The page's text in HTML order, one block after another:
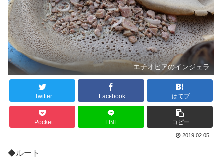
エチオピアのインジェラ
Twitter Facebook はてブ
Pocket LINE コピー
2019.02.05
◆ルート